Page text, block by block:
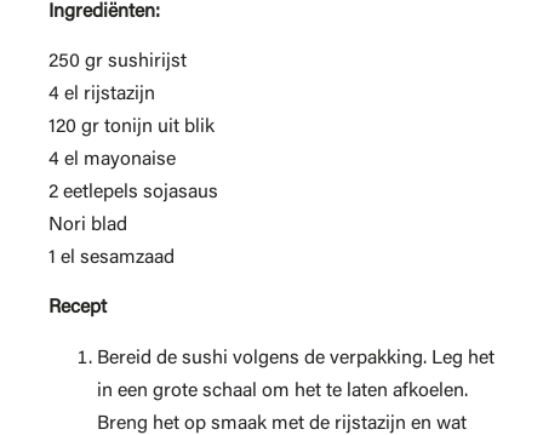
Ingrediënten:
250 gr sushirijst
4 el rijstazijn
120 gr tonijn uit blik
4 el mayonaise
2 eetlepels sojasaus
Nori blad
1 el sesamzaad
Recept
Bereid de sushi volgens de verpakking. Leg het
in een grote schaal om het te laten afkoelen.
Breng het op smaak met de rijstazijn en wat